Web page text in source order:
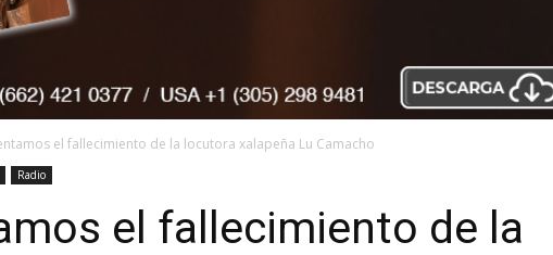
el fallecimiento de la locutora xalapeña Lu Camacho
Radio
el fallecimiento de la